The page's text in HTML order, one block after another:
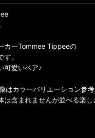
カーTommee Tippeeの
。
可愛いベア♪
はカラーバリエーション参
は含まれませんが並べる楽